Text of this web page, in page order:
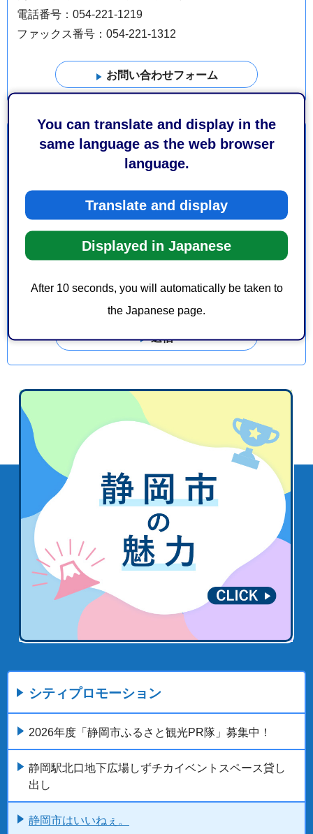
You can translate and display in the
same language as the web browser
language.
Translate and display
Displayed in Japanese
After 10 seconds, you will automatically be taken to
the Japanese page.
電話番号：054-221-1219
ファックス番号：054-221-1312
より良いウェブサイトにするためにみなさまのご意
見をお聞かせください
このページの情報は役に立ちましたか？
1：役に立った
2：ふつう
3：役に立たなかった
このページの情報は見つけやすかったですか？
シティプロモーション
2026年度「静岡市ふるさと観光PR隊」募集中！
静岡駅北口地下広場しずチカイベントスペース貸し
出し
静岡市はいいねぇ。